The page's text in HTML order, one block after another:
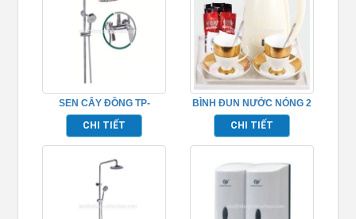
SEN CÂY ĐỒNG TP-
652001
CHI TIẾT
BÌNH ĐUN NƯỚC NÓNG 2
LỚP TP695006
CHI TIẾT